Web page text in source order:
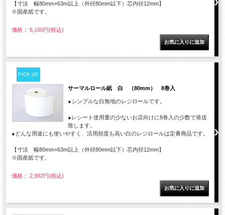
【寸法 幅80mm×63m以上（外径80mm以下）芯内径12mm】
※国産紙です。
価格： 6,160円(税込)
PICK UP
サーマルロール紙 白 （80mm） 8巻入
●シンプルな白無地のレジロールです。
●レシート使用量の少ないお店向けに8巻入の少数で発送
致します。
●どんな用途にも使いやすく、活用頻度も高い白のレジロールは定番商品です。
【寸法 幅80mm×63m以上（外径80mm以下）芯内径12mm】
※国産紙です。
価格： 2,992円(税込)